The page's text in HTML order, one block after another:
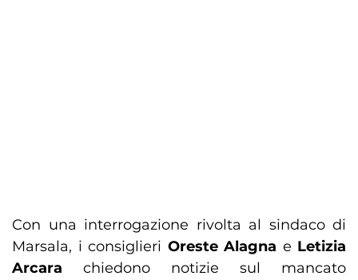
Con una interrogazione rivolta al sindaco di
Marsala, i consiglieri Oreste Alagna e Letizia
Arcara chiedono notizie sul mancato